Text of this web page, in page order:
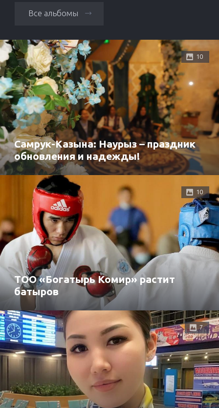
Все альбомы
10
Самрук-Казына: Наурыз – праздник
обновления и надежды!
10
ТОО «Богатырь Комир» растит
батыров
7